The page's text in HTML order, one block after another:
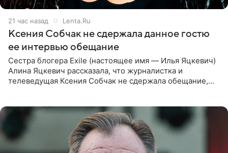
21 час назад Lenta.Ru
Ксения Собчак не сдержала данное гостю
ее интервью обещание
Сестра блогера Exile (настоящее имя — Илья Яцкевич)
Алина Яцкевич рассказала, что журналистка и
телеведущая Ксения Собчак не сдержала обещание,